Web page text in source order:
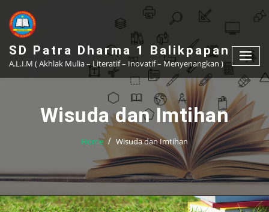
content
SD Patra Dharma 1 Balikpapan
A.L.I.M ( Akhlak Mulia – Literatif – Inovatif – Menyenangkan )
Wisuda dan Imtihan
Home Wisuda dan Imtihan